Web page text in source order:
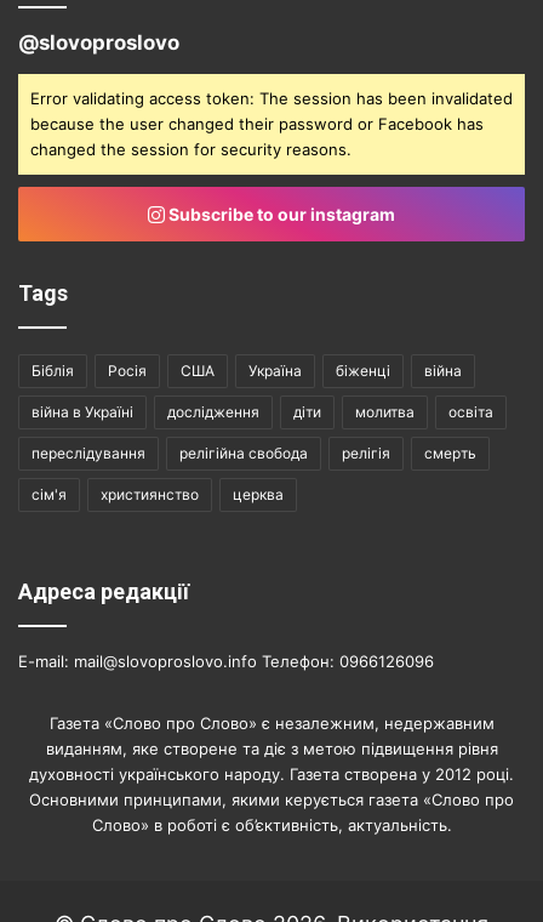
@slovoproslovo
Error validating access token: The session has been invalidated
because the user changed their password or Facebook has
changed the session for security reasons.
Subscribe to our instagram
Tags
Біблія Росія США Україна біженці війна
війна в Україні дослідження діти молитва освіта
переслідування релігійна свобода релігія смерть
сім'я християнство церква
Адреса редакції
E-mail: mail@slovoproslovo.info Телефон: 0966126096
Газета «Слово про Слово» є незалежним, недержавним
виданням, яке створене та діє з метою підвищення рівня
духовності українського народу. Газета створена у 2012 році.
Основними принципами, якими керується газета «Слово про
Слово» в роботі є об’єктивність, актуальність.